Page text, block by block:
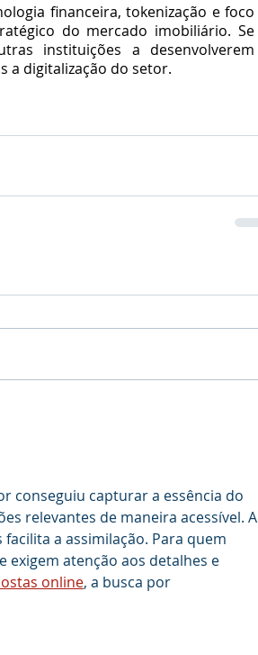
financeira, tokenização e foco
do mercado imobiliário. Se
instituições a desenvolverem
a digitalização do setor.
conseguiu capturar a essência do
relevantes de maneira acessível. A
a assimilação. Para quem
exigem atenção aos detalhes e
online, a busca por